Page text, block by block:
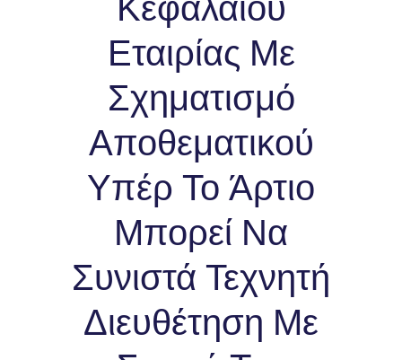
Εταιρίας Με
Σχηματισμό
Αποθεματικού
Υπέρ Το Άρτιο
Μπορεί Να
Συνιστά Τεχνητή
Διευθέτηση Με